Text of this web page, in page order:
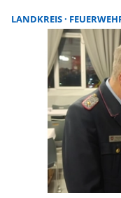
West des
Führungszug des
LANDKREIS